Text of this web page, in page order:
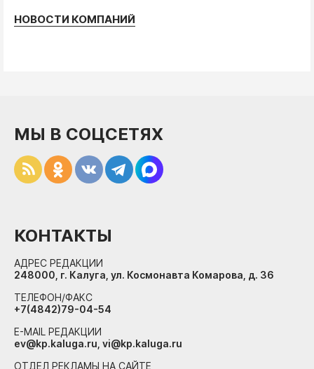
НОВОСТИ КОМПАНИЙ
МЫ В СОЦСЕТЯХ
КОНТАКТЫ
АДРЕС РЕДАКЦИИ
248000, г. Калуга, ул. Космонавта Комарова, д. 36
ТЕЛЕФОН/ФАКС
+7(4842)79-04-54
E-MAIL РЕДАКЦИИ
ev@kp.kaluga.ru, vi@kp.kaluga.ru
ОТДЕЛ РЕКЛАМЫ НА САЙТЕ